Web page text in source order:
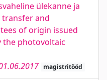
ülekanne ja
and
of origin issued
the photovoltaic
magistritööd